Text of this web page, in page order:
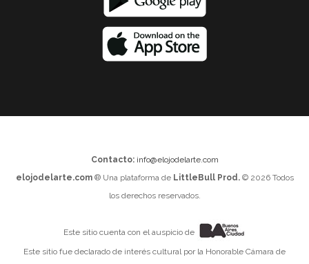
Contacto: info@elojodelarte.com
elojodelarte.com® Una plataforma de LittleBull Prod.© 2026 Todos
los derechos reservados.
Este sitio cuenta con el auspicio de
Este sitio fue declarado de interés cultural por la Honorable Cámara de